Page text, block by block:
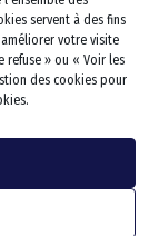
servent à des fins
votre visite
refuse » ou « Voir les
des cookies pour
SÉJOUR
combinée sénior
et
personne
d’accès
& Rangements